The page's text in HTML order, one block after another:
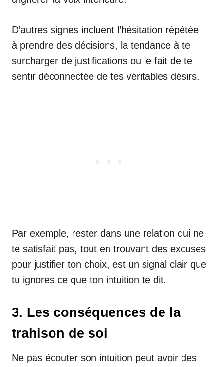
D’autres signes incluent l’hésitation répétée
à prendre des décisions, la tendance à te
surcharger de justifications ou le fait de te
sentir déconnectée de tes véritables désirs.
Par exemple, rester dans une relation qui ne
te satisfait pas, tout en trouvant des excuses
pour justifier ton choix, est un signal clair que
tu ignores ce que ton intuition te dit.
3. Les conséquences de la
trahison de soi
Ne pas écouter son intuition peut avoir des